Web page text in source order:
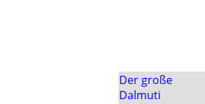
Der große
Dalmuti